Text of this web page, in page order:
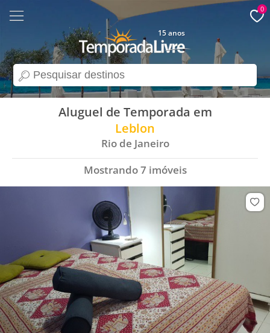
search
15 anos
0
Aluguel de Temporada em
Leblon
Rio de Janeiro
Mostrando7 imóveis